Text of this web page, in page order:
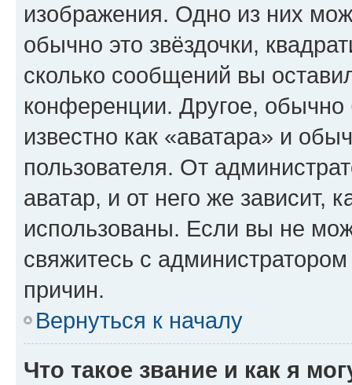
изображения. Одно из них
обычно это звёздочки,
сколько сообщений вы
конференции. Другое,
известно как «аватара» и
пользователя. От
аватар, и от него же зависит,
использованы. Если вы не
свяжитесь с
причин.
Вернуться к началу
Что такое звание и как я